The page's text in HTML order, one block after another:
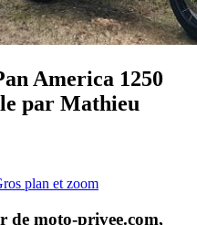
America 1250
par Mathieu
plan et zoom
de moto-privee.com,